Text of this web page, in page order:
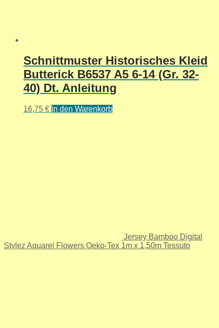
Schnittmuster Historisches Kleid
Butterick B6537 A5 6-14 (Gr. 32-
40) Dt. Anleitung
16,75 € In den Warenkorb
Jersey Bamboo Digital
Stylez Aquarel Flowers Oeko-Tex 1m x 1,50m Tessuto